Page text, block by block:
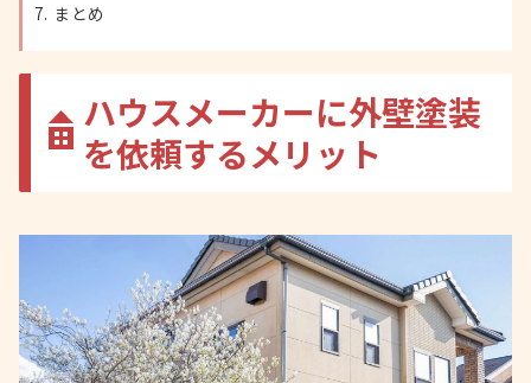
まとめ
ハウスメーカーに外壁塗装
を依頼するメリット